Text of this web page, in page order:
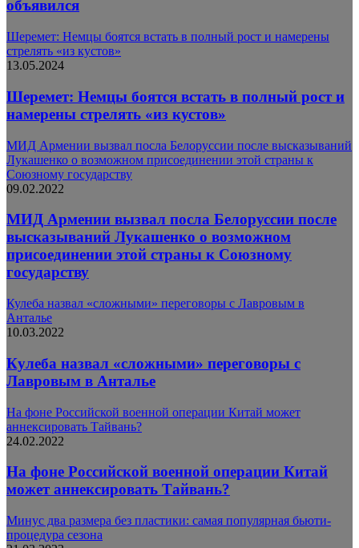
объявился
Шеремет: Немцы боятся встать в полный рост и намерены
стрелять «из кустов»
13.05.2024
Шеремет: Немцы боятся встать в полный рост и
намерены стрелять «из кустов»
МИД Армении вызвал посла Белоруссии после высказываний
Лукашенко о возможном присоединении этой страны к
Союзному государству
09.02.2022
МИД Армении вызвал посла Белоруссии после
высказываний Лукашенко о возможном
присоединении этой страны к Союзному
государству
Кулеба назвал «сложными» переговоры с Лавровым в
Анталье
10.03.2022
Кулеба назвал «сложными» переговоры с
Лавровым в Анталье
На фоне Российской военной операции Китай может
аннексировать Тайвань?
24.02.2022
На фоне Российской военной операции Китай
может аннексировать Тайвань?
Минус два размера без пластики: самая популярная бьюти-
процедура сезона